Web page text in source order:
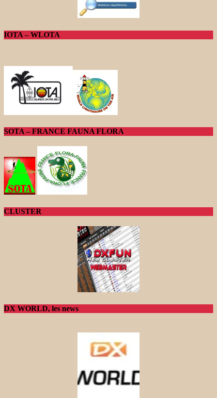
IOTA – WLOTA
SOTA – FRANCE FAUNA FLORA
CLUSTER
DX WORLD, les news